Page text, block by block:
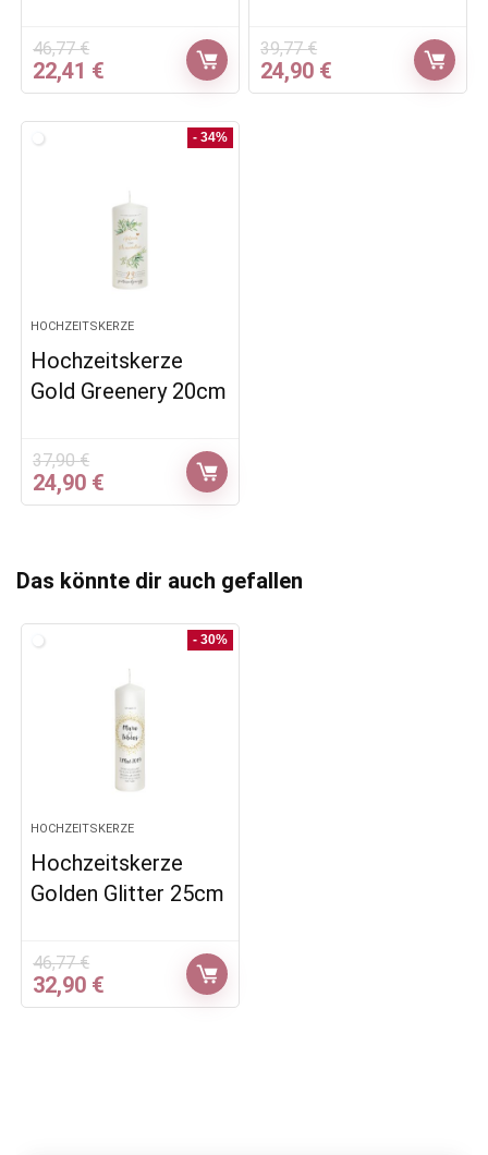
46,77€
Ursprünglicher
Preis
46,77 €
22,41 € Aktueller
Preis
39,77€
Ursprünglicher
Preis
24,90 € Aktueller
Preis
- 34%
HOCHZEITSKERZE
Hochzeitskerze
Gold Greenery 20cm
37,90€
Ursprünglicher
Preis
24,90 € Aktueller
Preis
Das könnte dir auch gefallen
- 30%
HOCHZEITSKERZE
Hochzeitskerze
Golden Glitter 25cm
46,77€
Ursprünglicher
Preis
32,90 € Aktueller
Preis